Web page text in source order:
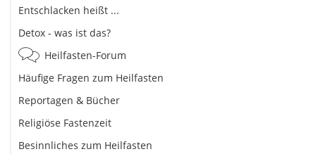
Entschlacken heißt ...
Detox - was ist das?
Heilfasten-Forum
Häufige Fragen zum Heilfasten
Reportagen & Bücher
Religiöse Fastenzeit
Besinnliches zum Heilfasten